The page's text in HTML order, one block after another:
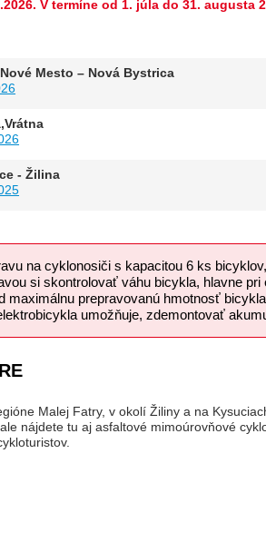
V termíne od 1. júla do 31.
Mesto – Nová Bystrica
- Žilina
na cyklonosiči s kapacitou 6 ks
si skontrolovať váhu bicykla, hlavne
maximálnu prepravovanú hmotnosť
umožňuje, zdemontovať
Malej Fatry, v okolí Žiliny a na
nájdete tu aj asfaltové mimoúrovňové